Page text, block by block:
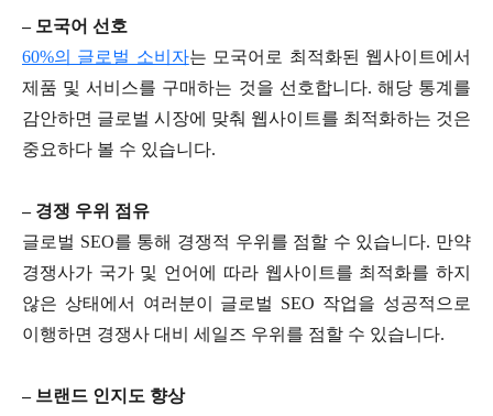
– 모국어 선호
60%의 글로벌 소비자는 모국어로 최적화된 웹사이트에서
제품 및 서비스를 구매하는 것을 선호합니다. 해당 통계를
감안하면 글로벌 시장에 맞춰 웹사이트를 최적화하는 것은
중요하다 볼 수 있습니다.
– 경쟁 우위 점유
글로벌 SEO를 통해 경쟁적 우위를 점할 수 있습니다. 만약
경쟁사가 국가 및 언어에 따라 웹사이트를 최적화를 하지
않은 상태에서 여러분이 글로벌 SEO 작업을 성공적으로
이행하면 경쟁사 대비 세일즈 우위를 점할 수 있습니다.
– 브랜드 인지도 향상